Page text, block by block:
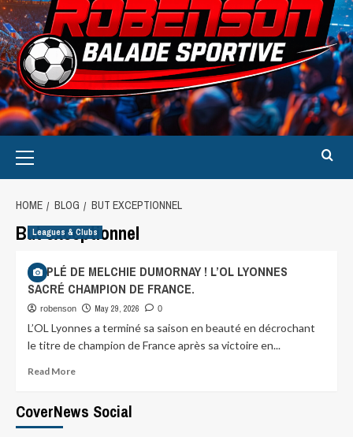
HOME BLOG BUT EXCEPTIONNEL
But exceptionnel
Leagues & Clubs
TRIPLÉ DE MELCHIE DUMORNAY ! L’OL LYONNES
SACRÉ CHAMPION DE FRANCE.
robenson May 29, 2026 0
L’OL Lyonnes a terminé sa saison en beauté en décrochant
le titre de champion de France après sa victoire en...
Read More
CoverNews Social